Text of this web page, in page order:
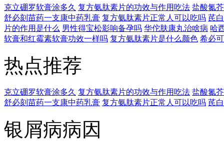
克立硼罗软膏涂多久 复方氨肽素片的功效与作用吃法 盐酸氮
舒必刻苗药一支康中药乳膏 复方氨肽素片正常人可以吃吗 芪
片的作用是什么 男性得宝松影响备孕吗 华佗肤康丸治啥病 哈
软膏和红霉素软膏功效一样吗 复方氨肽素片是什么颜色 希必
热点推荐
克立硼罗软膏涂多久 复方氨肽素片的功效与作用吃法 盐酸氮
舒必刻苗药一支康中药乳膏 复方氨肽素片正常人可以吃吗 芪
银屑病病因